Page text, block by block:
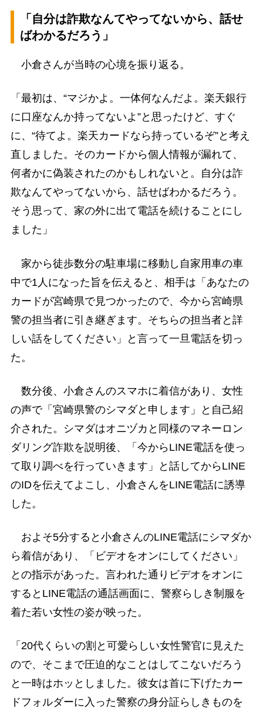
「自分は詐欺なんてやってないから、話せ
ばわかるだろう」
小倉さんが当時の心境を振り返る。
「最初は、“マジかよ。一体何なんだよ。楽天銀行
に口座なんか持ってないよ”と思ったけど、すぐ
に、“待てよ。楽天カードなら持っているぞ”と考え
直しました。そのカードから個人情報が漏れて、
何者かに偽装されたのかもしれないと。自分は詐
欺なんてやってないから、話せばわかるだろう。
そう思って、家の外に出て電話を続けることにし
ました」
家から徒歩数分の駐車場に移動し自家用車の車
中で1人になった旨を伝えると、相手は「あなたの
カードが宮崎県で見つかったので、今から宮崎県
警の担当者に引き継ぎます。そちらの担当者と詳
しい話をしてください」と言って一旦電話を切っ
た。
数分後、小倉さんのスマホに着信があり、女性
の声で「宮崎県警のシマダと申します」と自己紹
介された。シマダはオニヅカと同様のマネーロン
ダリング詐欺を説明後、「今からLINE電話を使っ
て取り調べを行っていきます」と話してからLINE
のIDを伝えてよこし、小倉さんをLINE電話に誘導
した。
およそ5分すると小倉さんのLINE電話にシマダか
ら着信があり、「ビデオをオンにしてください」
との指示があった。言われた通りビデオをオンに
するとLINE電話の通話画面に、警察らしき制服を
着た若い女性の姿が映った。
「20代くらいの割と可愛らしい女性警官に見えた
ので、そこまで圧迫的なことはしてこないだろう
と一時はホッとしました。彼女は首に下げたカー
ドフォルダーに入った警察の身分証らしきものを